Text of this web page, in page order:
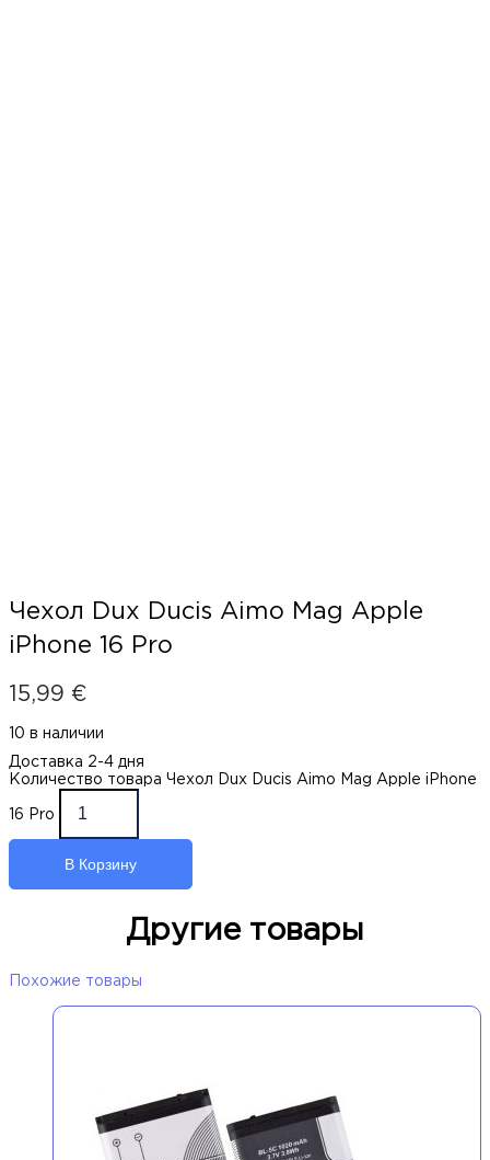
Чехол Dux Ducis Aimo Mag Apple
iPhone 16 Pro
15,99 €
10 в наличии
Доставка 2-4 дня
Количество товара Чехол Dux Ducis Aimo Mag Apple iPhone
16 Pro
В Корзину
Другие товары
Похожие товары